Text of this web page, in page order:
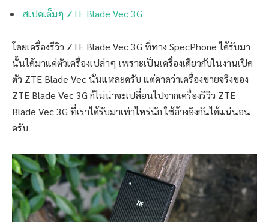
สเปคเต็มๆ ZTE Blade Vec 3G
โดยเครื่องรีวิว ZTE Blade Vec 3G ที่ทาง SpecPhone ได้รับมา
นั้นได้มาแค่ตัวเครื่องเปล่าๆ เพราะเป็นเครื่องเดียวกับในงานเปิด
ตัว ZTE Blade Vec นั่นแหละครับ แต่คาดว่าเครื่องขายจริงของ
ZTE Blade Vec 3G ก้ไม่น่าจะเปลี่ยนไปจากเครื่องรีวิว ZTE
Blade Vec 3G ที่เราได้รับมาเท่าไหร่นัก ใช้อ้างอิงกันได้แน่นอน
ครับ